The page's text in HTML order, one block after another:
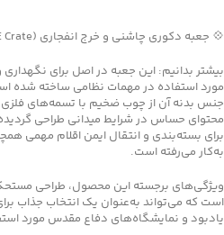
💠 جعبه دکوری چاشنی و خرج انفجاری (FUZE & CHARGE Crate)
بیشتر بدانیم: این جعبه در اصل برای
مورد استفاده در مهمات نظامی ساخته شده
جنس بدنه آن از چوب ضخیم با تسمه‌های فلزی
محتوای حساس در شرایط میدانی طراحی
برای بسته‌بندی و انتقال ایمن اقلام مهمی
به‌کار می‌رفته است.
ویژگی‌های برجسته این محصول، طراحی
است که می‌تواند به‌عنوان یک انتخاب جذاب
یادبود و نمایشگاه‌های دفاع مقدس مورد